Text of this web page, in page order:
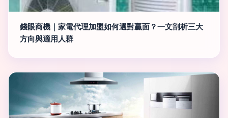
錢眼商機｜家電代理加盟如何選對贏面？一文剖析三大
方向與適用人群